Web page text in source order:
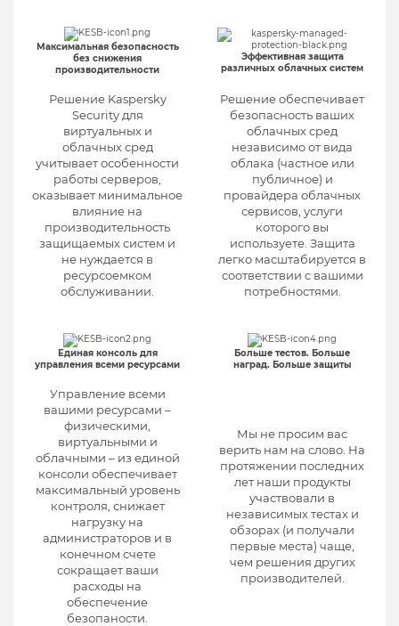
Максимальная безопасность
без снижения
производительности
Эффективная защита
различных облачных систем
Решение Kaspersky
Security для
виртуальных и
облачных сред
учитывает особенности
работы серверов,
оказывает минимальное
влияние на
производительность
защищаемых систем и
не нуждается в
ресурсоемком
обслуживании.
Решение обеспечивает
безопасность ваших
облачных сред
независимо от вида
облака (частное или
публичное) и
провайдера облачных
сервисов, услуги
которого вы
используете. Защита
легко масштабируется в
соответствии с вашими
потребностями.
Единая консоль для
управления всеми ресурсами
Больше тестов. Больше
наград. Больше защиты
Управление всеми
вашими ресурсами –
физическими,
виртуальными и
облачными – из единой
консоли обеспечивает
максимальный уровень
контроля, снижает
нагрузку на
администраторов и в
конечном счете
сокращает ваши
расходы на
обеспечение
безопаности.
Мы не просим вас
верить нам на слово. На
протяжении последних
лет наши продукты
участвовали в
независимых тестах и
обзорах (и получали
первые места) чаще,
чем решения других
производителей.